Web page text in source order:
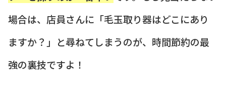
場合は、店員さんに「毛玉取り器はどこにあり
ますか？」と尋ねてしまうのが、時間節約の最
強の裏技ですよ！